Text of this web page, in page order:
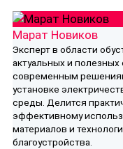
Марат Новиков
Эксперт в области
актуальных и
современным
установке
среды. Делится
эффективному
материалов и
благоустройства.